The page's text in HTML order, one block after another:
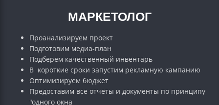
МАРКЕТОЛОГ
Проанализируем проект
Подготовим медиа-план
Подберем качественный инвентарь
В короткие сроки запустим рекламную кампанию
Оптимизируем бюджет
Предоставим все отчеты и документы по принципу
"одного окна